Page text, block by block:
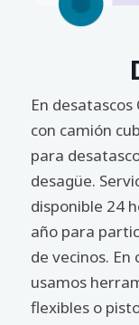
En
con camión
para
desagüe.
disponible 24
año para
de vecinos.
usamos
flexibles o